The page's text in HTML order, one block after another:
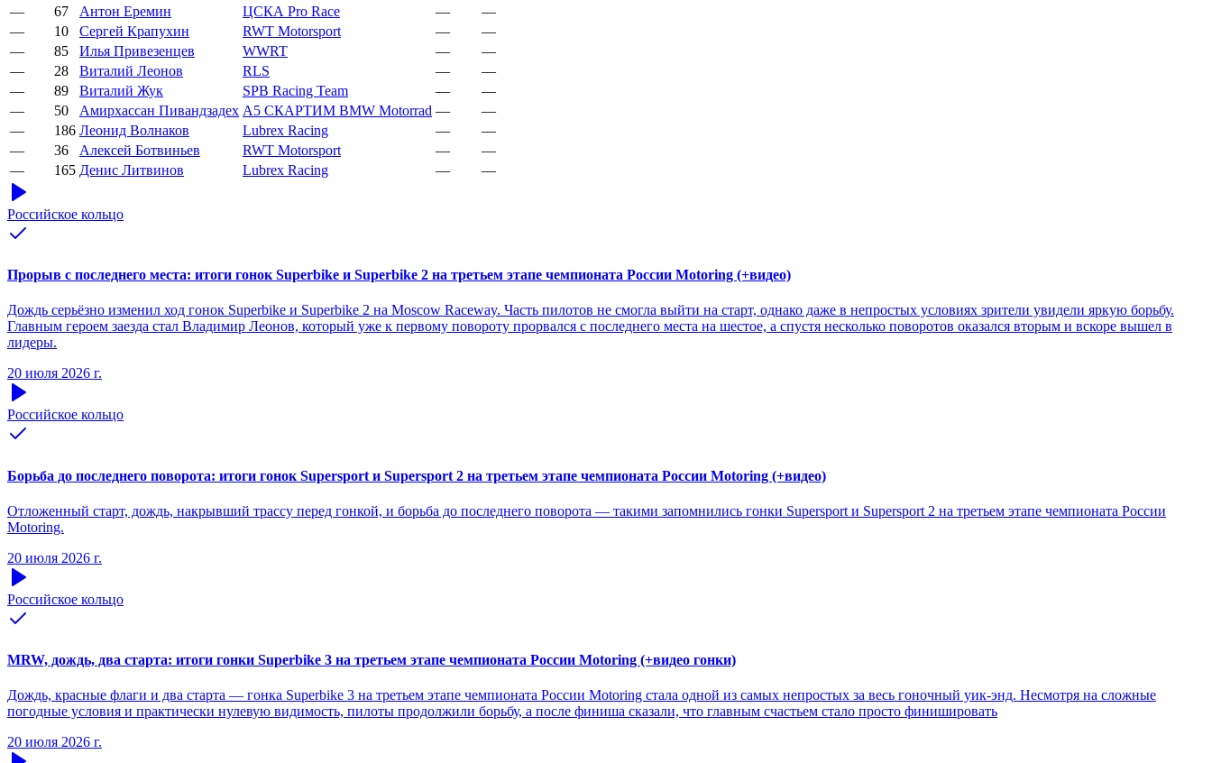
—
67 Антон Еремин ЦСКА Pro Race —
—
—
10 Сергей Крапухин RWT Motorsport —
—
—
85 Илья Привезенцев WWRT —
—
—
28 Виталий Леонов RLS —
—
—
89 Виталий Жук SPB Racing Team —
—
—
50 Амирхассан Пивандзадех А5 СКАРТИМ BMW Motorrad —
—
—
186 Леонид Волнаков Lubrex Racing —
—
—
36 Алексей Ботвиньев RWT Motorsport —
—
—
165 Денис Литвинов Lubrex Racing — —
Российское кольцо
Прорыв с последнего места: итоги гонок Superbike и Superbike 2 на третьем этапе чемпионата России Motoring (+видео)
Дождь серьёзно изменил ход гонок Superbike и Superbike 2 на Moscow Raceway. Часть пилотов не смогла выйти на старт, однако даже в непростых условиях зрители увидели яркую борьбу.
Главным героем заезда стал Владимир Леонов, который уже к первому повороту прорвался с последнего места на шестое, а спустя несколько поворотов оказался вторым и вскоре вышел в
лидеры.
20 июля 2026 г.
Российское кольцо
Борьба до последнего поворота: итоги гонок Supersport и Supersport 2 на третьем этапе чемпионата России Motoring (+видео)
Отложенный старт, дождь, накрывший трассу перед гонкой, и борьба до последнего поворота — такими запомнились гонки Supersport и Supersport 2 на третьем этапе чемпионата России
Motoring.
20 июля 2026 г.
Российское кольцо
MRW, дождь, два старта: итоги гонки Superbike 3 на третьем этапе чемпионата России Motoring (+видео гонки)
Дождь, красные флаги и два старта — гонка Superbike 3 на третьем этапе чемпионата России Motoring стала одной из самых непростых за весь гоночный уик-энд. Несмотря на сложные
погодные условия и практически нулевую видимость, пилоты продолжили борьбу, а после финиша сказали, что главным счастьем стало просто финишировать
20 июля 2026 г.